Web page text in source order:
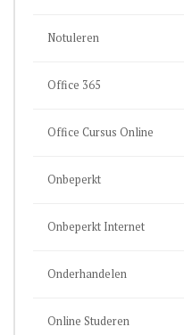
Notuleren
Office 365
Office Cursus Online
Onbeperkt
Onbeperkt Internet
Onderhandelen
Online Studeren